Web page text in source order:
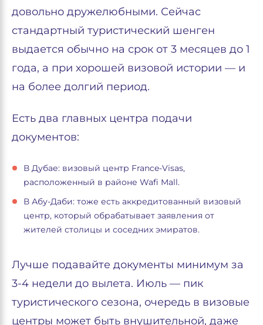
довольно дружелюбными. Сейчас
стандартный туристический шенген
выдается обычно на срок от 3 месяцев до 1
года, а при хорошей визовой истории — и
на более долгий период.
Есть два главных центра подачи
документов:
В Дубае: визовый центр France-Visas,
расположенный в районе Wafi Mall.
В Абу-Даби: тоже есть аккредитованный визовый
центр, который обрабатывает заявления от
жителей столицы и соседних эмиратов.
Лучше подавайте документы минимум за
3-4 недели до вылета. Июль — пик
туристического сезона, очередь в визовые
центры может быть внушительной, даже